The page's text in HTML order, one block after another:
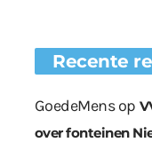
Recente
GoedeMensop
over fonteinen